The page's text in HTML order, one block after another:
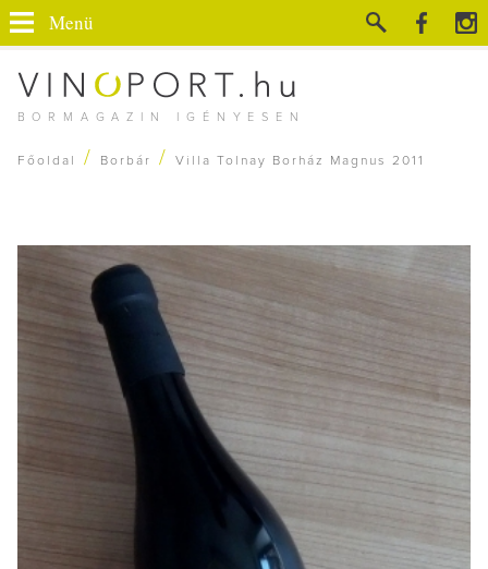
BORMAGAZIN IGÉNYESEN
Menü
Főoldal / Borbár / Villa Tolnay Borház Magnus 2011